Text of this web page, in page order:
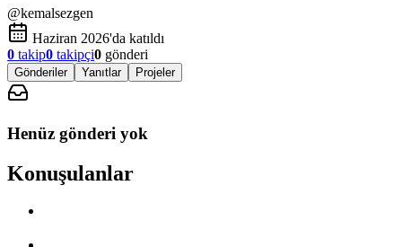
@kemalsezgen
Haziran 2026'da katıldı
0 takip0 takipçi0 gönderi
Gönderiler Yanıtlar Projeler
Henüz gönderi yok
Konuşulanlar